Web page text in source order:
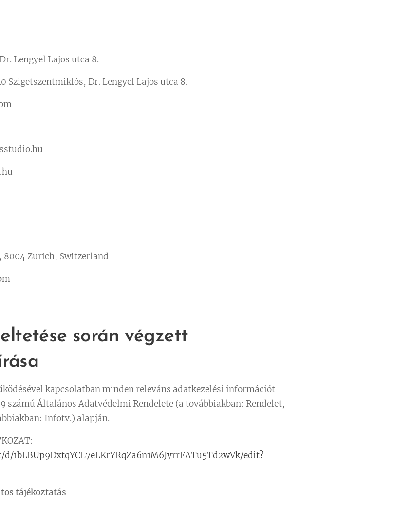
Lengyel Lajos utca 8.
Szigetszentmiklós, Dr. Lengyel Lajos utca 8.
8004 Zurich, Switzerland
során végzett
kapcsolatban minden releváns adatkezelési információt
számú Általános Adatvédelmi Rendelete (a továbbiakban: Rendelet,
Infotv.) alapján.
1bLBUp9DxtqYCL7eLKrYRqZa6n1M6JyrrFATu5Td2wVk/edit?
tájékoztatás